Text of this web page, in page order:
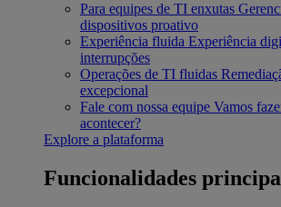
Para equipes de TI enxutas
dispositivos proativo
Experiência fluida Experiência
interrupções
Operações de TI fluidas
excepcional
Fale com nossa equipe Vamos
acontecer?
Explore a plataforma
Funcionalidades